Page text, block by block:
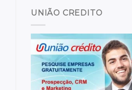
UNIÃO CREDITO